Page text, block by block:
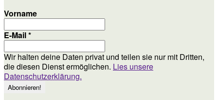
Vorname
E-Mail*
Wir halten deine Daten privat und teilen sie nur mit Dritten,
die diesen Dienst ermöglichen. Lies unsere
Datenschutzerklärung.